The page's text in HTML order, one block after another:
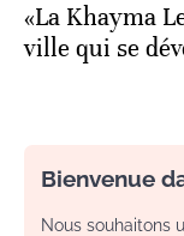
«La Khayma
ville qui se
Bienvenue
Nous souhaitons